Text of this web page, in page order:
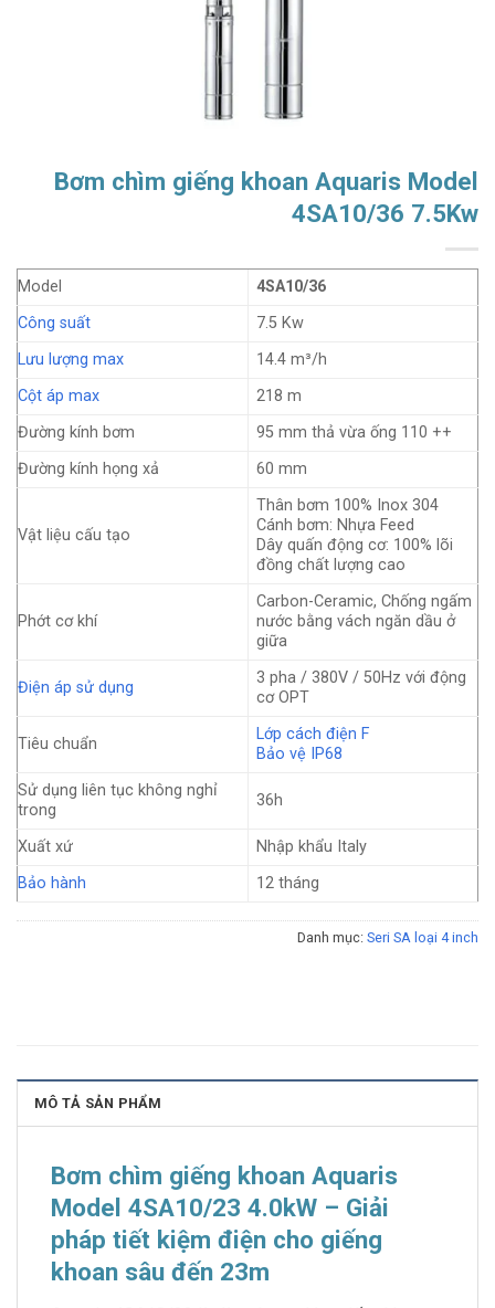
Bơm chìm giếng khoan Aquaris Model
4SA10/36 7.5Kw
Model
4SA10/36
Công suất
7.5 Kw
Lưu lượng max
14.4 m³/h
Cột áp max
218 m
Đường kính bơm
95 mm thả vừa ống 110 ++
Đường kính họng xả
60 mm
Vật liệu cấu tạo
Thân bơm 100% Inox 304
Cánh bơm: Nhựa Feed
Dây quấn động cơ: 100% lõi
đồng chất lượng cao
Phớt cơ khí
Carbon-Ceramic, Chống ngấm
nước bằng vách ngăn dầu ở
giữa
Điện áp sử dụng
3 pha / 380V / 50Hz với động
cơ OPT
Tiêu chuẩn
Lớp cách điện F
Bảo vệ IP68
Sử dụng liên tục không nghỉ
trong
36h
Xuất xứ
Nhập khẩu Italy
Bảo hành
12 tháng
Danh mục: Seri SA loại 4 inch
MÔ TẢ SẢN PHẨM
Bơm chìm giếng khoan Aquaris
Model 4SA10/23 4.0kW – Giải
pháp tiết kiệm điện cho giếng
khoan sâu đến 23m